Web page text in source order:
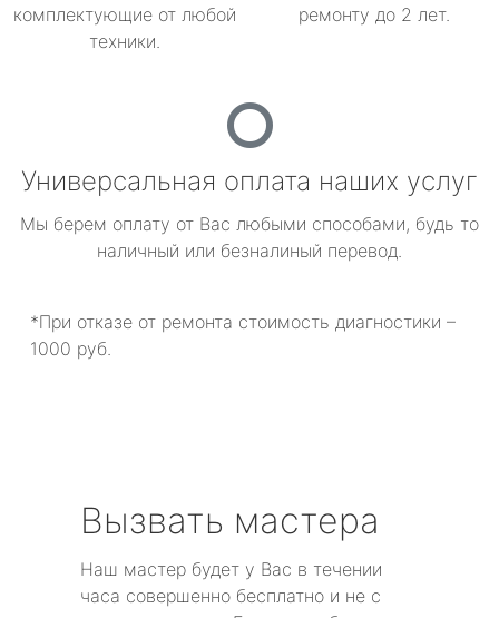
комплектующие от любой
техники.
ремонту до 2 лет.
Универсальная оплата наших услуг
Мы берем оплату от Вас любыми способами, будь то
наличный или безналиный перевод.
*При отказе от ремонта стоимость диагностики –
1000 руб.
Вызвать мастера
Наш мастер будет у Вас в течении
часа совершенно бесплатно и не с